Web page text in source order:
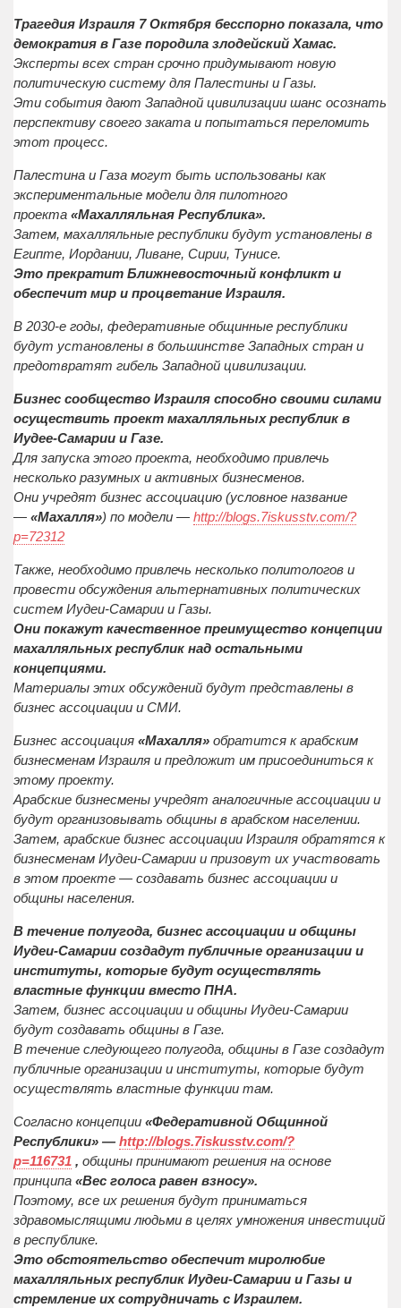
Трагедия Израиля 7 Октября бесспорно показала, что
демократия в Газе породила злодейский Хамас.
Эксперты всех стран срочно придумывают новую
политическую систему для Палестины и Газы.
Эти события дают Западной цивилизации шанс осознать
перспективу своего заката и попытаться переломить
этот процесс.
Палестина и Газа могут быть использованы как
экспериментальные модели для пилотного
проекта «Махалляльная Республика».
Затем, махалляльные республики будут установлены в
Египте, Иордании, Ливане, Сирии, Тунисе.
Это прекратит Ближневосточный конфликт и
обеспечит мир и процветание Израиля.
В 2030-е годы, федеративные общинные республики
будут установлены в большинстве Западных стран и
предотвратят гибель Западной цивилизации.
Бизнес сообщество Израиля способно своими силами
осуществить проект махалляльных республик в
Иудее-Самарии и Газе.
Для запуска этого проекта, необходимо привлечь
несколько разумных и активных бизнесменов.
Они учредят бизнес ассоциацию (условное название
— «Махалля») по модели — http://blogs.7iskusstv.com/?
p=72312
Также, необходимо привлечь несколько политологов и
провести обсуждения альтернативных политических
систем Иудеи-Самарии и Газы.
Они покажут качественное преимущество концепции
махалляльных республик над остальными
концепциями.
Материалы этих обсуждений будут представлены в
бизнес ассоциации и СМИ.
Бизнес ассоциация «Махалля» обратится к арабским
бизнесменам Израиля и предложит им присоединиться к
этому проекту.
Арабские бизнесмены учредят аналогичные ассоциации и
будут организовывать общины в арабском населении.
Затем, арабские бизнес ассоциации Израиля обратятся к
бизнесменам Иудеи-Самарии и призовут их участвовать
в этом проекте — создавать бизнес ассоциации и
общины населения.
В течение полугода, бизнес ассоциации и общины
Иудеи-Самарии создадут публичные организации и
институты, которые будут осуществлять
властные функции вместо ПНА.
Затем, бизнес ассоциации и общины Иудеи-Самарии
будут создавать общины в Газе.
В течение следующего полугода, общины в Газе создадут
публичные организации и институты, которые будут
осуществлять властные функции там.
Согласно концепции «Федеративной Общинной
Республики» — http://blogs.7iskusstv.com/?
p=116731 , общины принимают решения на основе
принципа «Вес голоса равен взносу».
Поэтому, все их решения будут приниматься
здравомыслящими людьми в целях умножения инвестиций
в республике.
Это обстоятельство обеспечит миролюбие
махалляльных республик Иудеи-Самарии и Газы и
стремление их сотрудничать с Израилем.